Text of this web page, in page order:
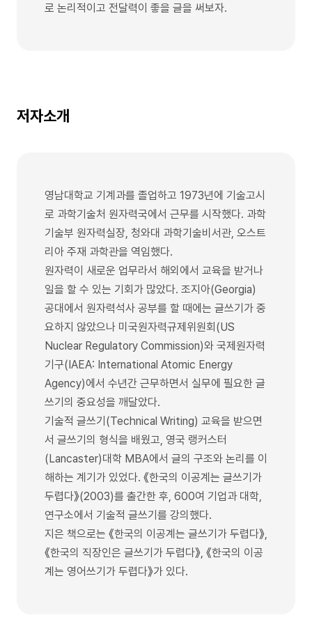
로 논리적이고 전달력이 좋을 글을 써보자.
저자소개
영남대학교 기계과를 졸업하고 1973년에 기술고시
로 과학기술처 원자력국에서 근무를 시작했다. 과학
기술부 원자력실장, 청와대 과학기술비서관, 오스트
리아 주재 과학관을 역임했다.
원자력이 새로운 업무라서 해외에서 교육을 받거나
일을 할 수 있는 기회가 많았다. 조지아(Georgia)
공대에서 원자력석사 공부를 할 때에는 글쓰기가 중
요하지 않았으나 미국원자력규제위원회(US
Nuclear Regulatory Commission)와 국제원자력
기구(IAEA: International Atomic Energy
Agency)에서 수년간 근무하면서 실무에 필요한 글
쓰기의 중요성을 깨달았다.
기술적 글쓰기(Technical Writing) 교육을 받으면
서 글쓰기의 형식을 배웠고, 영국 랭커스터
(Lancaster)대학 MBA에서 글의 구조와 논리를 이
해하는 계기가 있었다. 《한국의 이공계는 글쓰기가
두렵다》(2003)를 출간한 후, 600여 기업과 대학,
연구소에서 기술적 글쓰기를 강의했다.
지은 책으로는 《한국의 이공계는 글쓰기가 두렵다》,
《한국의 직장인은 글쓰기가 두렵다》, 《한국의 이공
계는 영어쓰기가 두렵다》가 있다.